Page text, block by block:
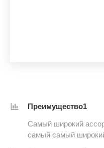
Преимущество1
Самый широкий
самый самый